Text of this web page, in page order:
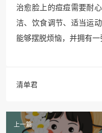
治愈脸上的痘痘需要耐
洁、饮食调节、适当运
能够摆脱烦恼，并拥有一
清单君
上一篇